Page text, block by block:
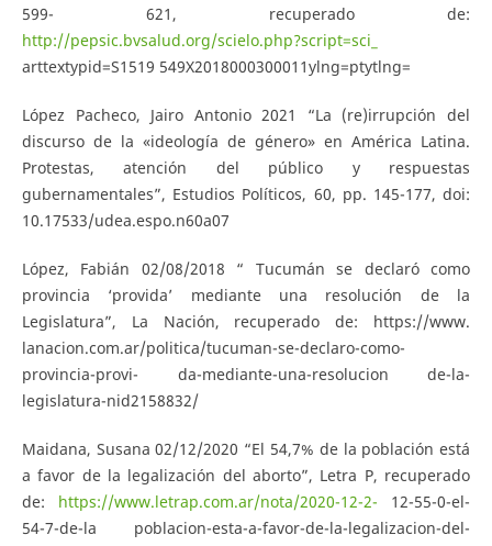
599- 621, recuperado de:
http://pepsic.bvsalud.org/scielo.php?script=sci_
arttextypid=S1519 549X2018000300011ylng=ptytlng=
López Pacheco, Jairo Antonio 2021 “La (re)irrupción del
discurso de la «ideología de género» en América Latina.
Protestas, atención del público y respuestas
gubernamentales”, Estudios Políticos, 60, pp. 145-177, doi:
10.17533/udea.espo.n60a07
López, Fabián 02/08/2018 “ Tucumán se declaró como
provincia ‘provida’ mediante una resolución de la
Legislatura”, La Nación, recuperado de: https://www.
lanacion.com.ar/politica/tucuman-se-declaro-como-
provincia-provi- da-mediante-una-resolucion de-la-
legislatura-nid2158832/
Maidana, Susana 02/12/2020 “El 54,7% de la población está
a favor de la legalización del aborto”, Letra P, recuperado
de: https://www.letrap.com.ar/nota/2020-12-2- 12-55-0-el-
54-7-de-la poblacion-esta-a-favor-de-la-legalizacion-del-